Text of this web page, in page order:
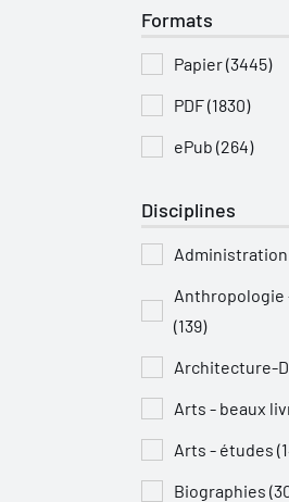
Formats
Papier (3445)
PDF (1830)
ePub (264)
Disciplines
Administration
Anthropologie
(139)
Architecture-
Arts - beaux
Arts - études
Biographies